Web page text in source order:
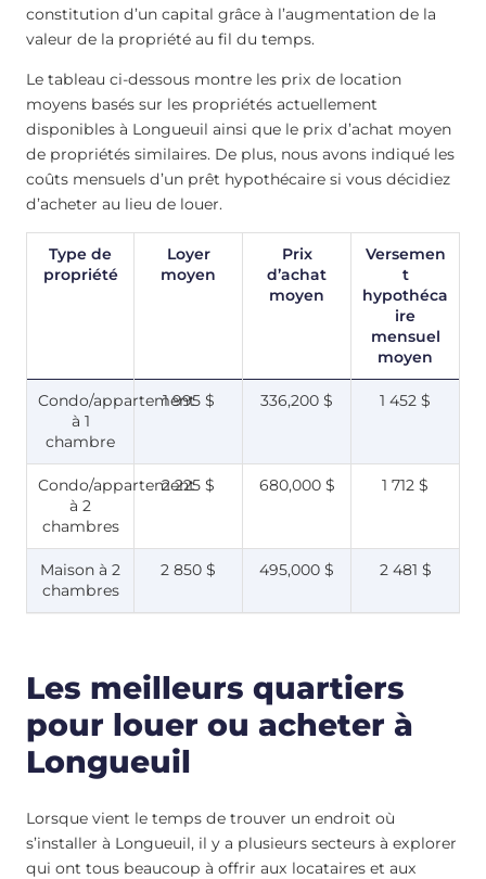
constitution d’un capital grâce à l’augmentation de la
valeur de la propriété au fil du temps.
Le tableau ci-dessous montre les prix de location
moyens basés sur les propriétés actuellement
disponibles à Longueuil ainsi que le prix d’achat moyen
de propriétés similaires. De plus, nous avons indiqué les
coûts mensuels d’un prêt hypothécaire si vous décidiez
d’acheter au lieu de louer.
Type de
propriété
Loyer
moyen
Prix
d’achat
moyen
Versemen
t
hypothéca
ire
mensuel
moyen
Condo/appartement
à 1
chambre
1 995 $ 336,200 $ 1 452 $
Condo/appartement
à 2
chambres
2 225 $ 680,000 $ 1 712 $
Maison à 2
chambres
2 850 $ 495,000 $ 2 481 $
Les meilleurs quartiers
pour louer ou acheter à
Longueuil
Lorsque vient le temps de trouver un endroit où
s’installer à Longueuil, il y a plusieurs secteurs à explorer
qui ont tous beaucoup à offrir aux locataires et aux